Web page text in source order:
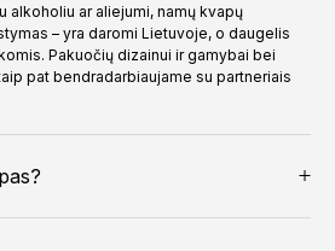
alkoholiu ar aliejumi, namų kvapų
– yra daromi Lietuvoje, o daugelis
Pakuočių dizainui ir gamybai bei
pat bendradarbiaujame su partneriais